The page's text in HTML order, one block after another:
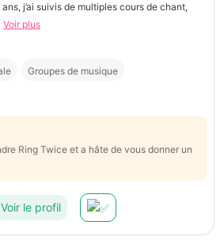
j’ai suivis de multiples cours de chant,
Voir plus
Groupes de musique
Ring Twice et a hâte de vous donner un
Voir le profil